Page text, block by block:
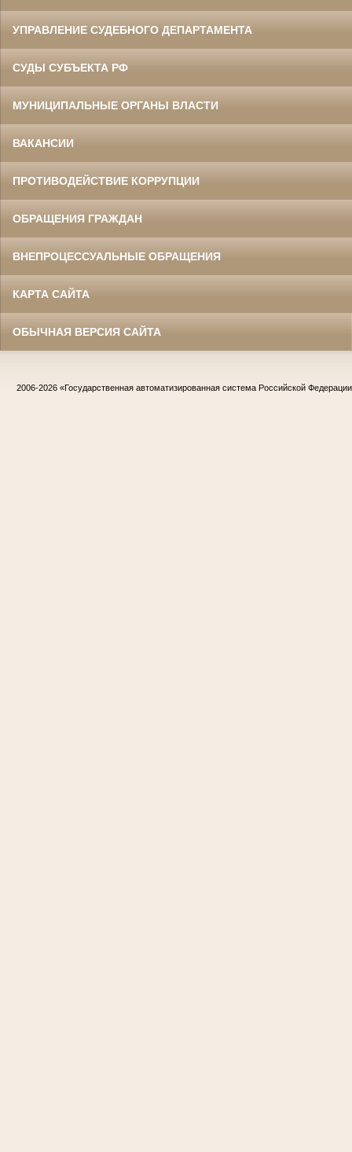
УПРАВЛЕНИЕ СУДЕБНОГО ДЕПАРТАМЕНТА
СУДЫ СУБЪЕКТА РФ
МУНИЦИПАЛЬНЫЕ ОРГАНЫ ВЛАСТИ
ВАКАНСИИ
ПРОТИВОДЕЙСТВИЕ КОРРУПЦИИ
ОБРАЩЕНИЯ ГРАЖДАН
ВНЕПРОЦЕССУАЛЬНЫЕ ОБРАЩЕНИЯ
КАРТА САЙТА
ОБЫЧНАЯ ВЕРСИЯ САЙТА
2006-2026 «Государственная автоматизированная система Российской